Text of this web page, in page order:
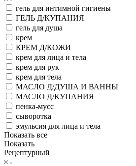
гель для интимной гигиены
ГЕЛЬ Д/КУПАНИЯ
гель для душа
крем
КРЕМ Д/КОЖИ
крем для лица и тела
крем для рук
крем для тела
МАСЛО Д/ДУША И ВАННЫ
МАСЛО Д/КУПАНИЯ
пенка-мусс
сыворотка
эмульсия для лица и тела
Показать все
Показать
Рецептурный